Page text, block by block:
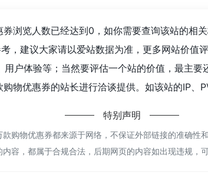
浏览人数已经达到0，如你需要查询该站的相
，建议大家请以爱站数据为准，更多网站价
户体验等；当然要评估一个站的价值，最主
物优惠券的站长进行洽谈提供。如该站的IP、
特别声明
购物优惠券都来源于网络，不保证外部链接的准确性
，都属于合规合法，后期网页的内容如出现违规，